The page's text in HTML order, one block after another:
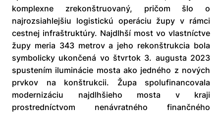
komplexne zrekonštruovaný, pričom šlo o
najrozsiahlejšiu logistickú operáciu župy v rámci
cestnej infraštruktúry. Najdlhší most vo vlastníctve
župy meria 343 metrov a jeho rekonštrukcia bola
symbolicky ukončená vo štvrtok 3. augusta 2023
spustením iluminácie mosta ako jedného z nových
prvkov na konštrukcii. Župa spolufinancovala
modernizáciu najdlhšieho mosta v kraji
prostredníctvom nenávratného finančného